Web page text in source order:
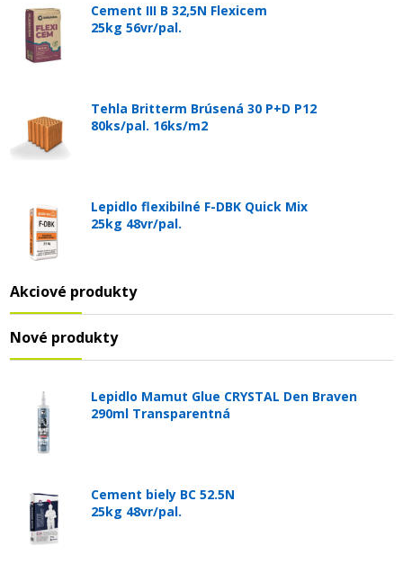
Cement III B 32,5N Flexicem
25kg 56vr/pal.
Tehla Britterm Brúsená 30 P+D P12
80ks/pal. 16ks/m2
Lepidlo flexibilné F-DBK Quick Mix
25kg 48vr/pal.
Akciové produkty
Nové produkty
Lepidlo Mamut Glue CRYSTAL Den Braven
290ml Transparentná
Cement biely BC 52.5N
25kg 48vr/pal.